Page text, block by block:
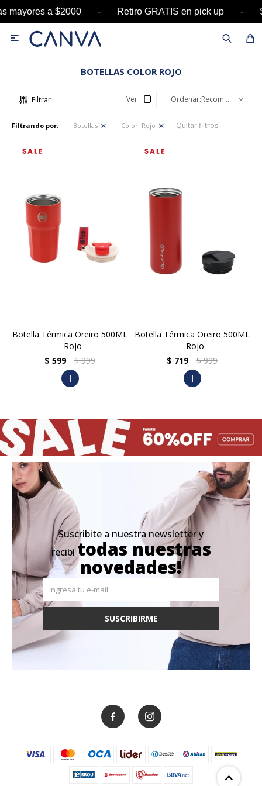
mayores a $2000 - Retiro GRATIS en pick

BOTELLAS COLOR ROJO
Ver Recomendados
Filtrando por: Botellas Color: Rojo Quitar filtros
Botella Térmica Oreiro 500ML
- Rojo
$ 599 $ 999
add
Botella Térmica Oreiro 500ML
- Rojo
$ 719 $ 999
add
Suscribite a nuestra newsletter y
recibítodas nuestras
novedades!
SUSCRIBIRME
 